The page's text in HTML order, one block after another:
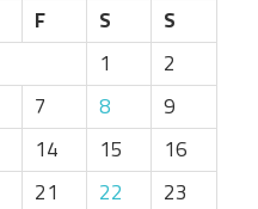
F S
S
1
2
7 8
9
14 15
16
21 22
23